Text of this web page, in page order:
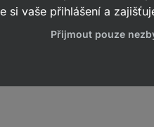
, představují mix
látky. Ve složení
si vaše přihlášení a
Přijmout pouze